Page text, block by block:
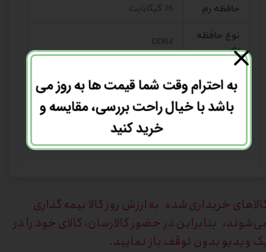
حافظه رم 16 گیگابایت
نوع حافظه
رم
DDR4
هارد
دیسک
256GB
گرافیک
AMD 5450 2GB
خریداریشده به ارزش روز کالا بیمه گذاری
بنابراین در حضور کالارسان، کالای خود را در
ویدیو بدون توقف باز نمایید.
به احترام وقت شما قیمت ها به روز می
باشد با خیال راحت بررسی، مقایسه و
خرید کنید